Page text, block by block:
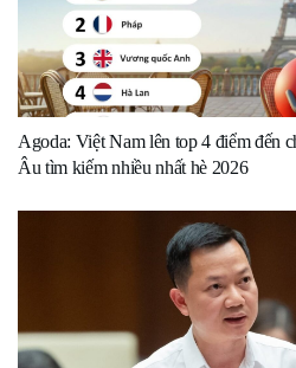
Agoda: Việt Nam lên top 4 điểm đến
Âu tìm kiếm nhiều nhất hè 2026